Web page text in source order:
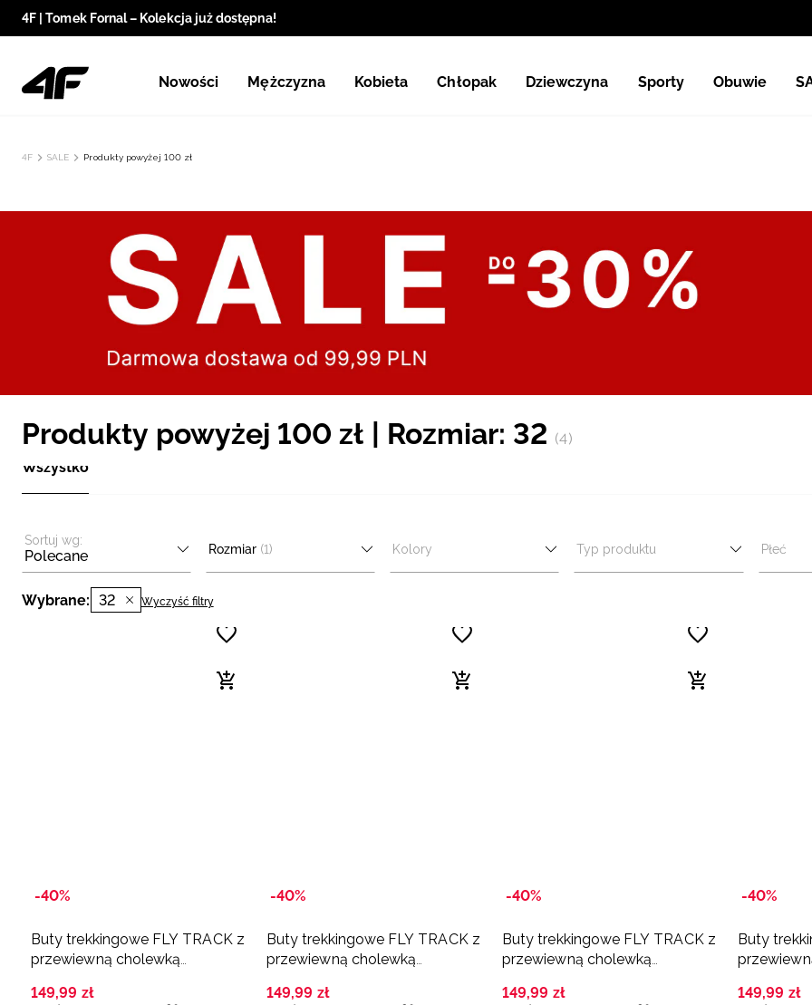
4F | Tomek Fornal – Kolekcja już dostępna!
Nowości Mężczyzna Kobieta Chłopak Dziewczyna Sporty Obuwie
4F SALE Produkty powyżej 100 zł
Produkty powyżej 100 zł | Rozmiar: 32 (4)
Wszystko
Sortuj wg:
Polecane Rozmiar (1) Kolory Typ produktu Płeć
Wybrane: 32 Wyczyść filtry
-40%
Buty trekkingowe FLY TRACK z
przewiewną cholewką
149,99 zł
-40%
Buty trekkingowe FLY TRACK z
przewiewną cholewką
149,99 zł
-40%
Buty trekkingowe FLY TRACK z
przewiewną cholewką
149,99 zł
-40%
Buty
149,99 zł